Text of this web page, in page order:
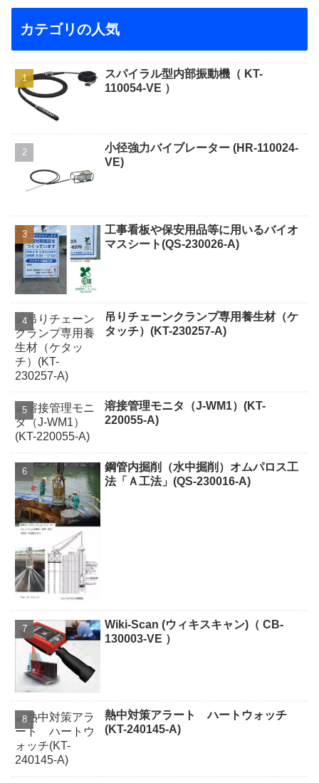
カテゴリの人気
スパイラル型内部振動機（ KT-
110054-VE ）
小径強力バイブレーター (HR-110024-
VE)
工事看板や保安用品等に用いるバイオ
マスシート(QS-230026-A)
吊りチェーンクランプ専用養生材（ケ
タッチ）(KT-230257-A)
溶接管理モニタ（J-WM1）(KT-
220055-A)
鋼管内掘削（水中掘削）オムパロス工
法「Ａ工法」(QS-230016-A)
Wiki-Scan (ウィキスキャン)（ CB-
130003-VE ）
熱中対策アラート ハートウォッチ
(KT-240145-A)